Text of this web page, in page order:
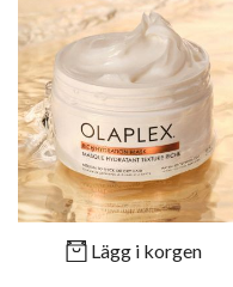
Lägg i korgen